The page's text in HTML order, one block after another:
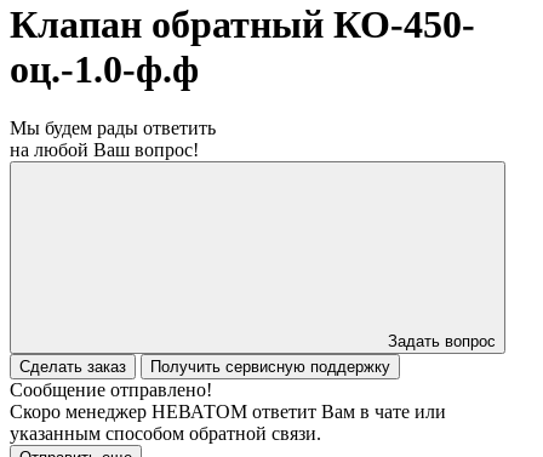
Клапан обратный КО-450-
оц.-1.0-ф.ф
Мы будем рады ответить
на любой Ваш вопрос!
Задать вопрос
Сделать заказ
Получить сервисную поддержку
Сообщение отправлено!
Скоро менеджер НЕВАТОМ ответит Вам в чате или
указанным способом обратной связи.